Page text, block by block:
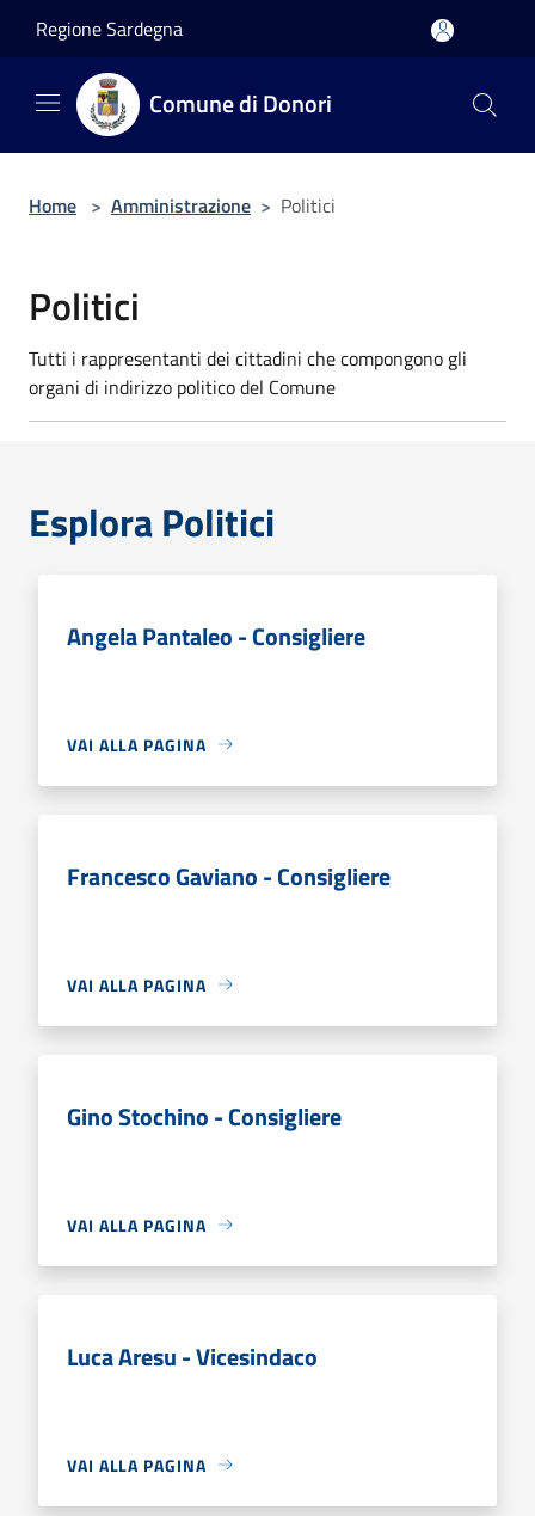
Regione Sardegna
Comune di Donori
Home > Amministrazione > Politici
Politici
Tutti i rappresentanti dei cittadini che compongono gli
organi di indirizzo politico del Comune
Esplora Politici
Angela Pantaleo - Consigliere
VAI ALLA PAGINA
Francesco Gaviano - Consigliere
VAI ALLA PAGINA
Gino Stochino - Consigliere
VAI ALLA PAGINA
Luca Aresu - Vicesindaco
VAI ALLA PAGINA